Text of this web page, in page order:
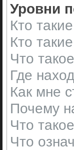
Уровни
Кто
Кто
Что
Где
Как мне
Почему
Что
Что